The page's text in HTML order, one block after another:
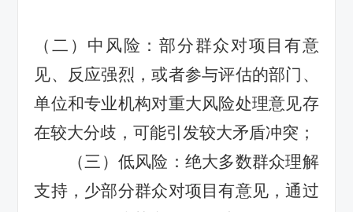
（二）中风险：部分群众对项目有意
见、反应强烈，或者参与评估的部门 、
单位和专业机构对重大风险处理意见存
在较大分歧，可能引发较大矛盾冲突；
（三）低风险：绝大多数群众理解
支持，少部分群众对项目有意见，通过